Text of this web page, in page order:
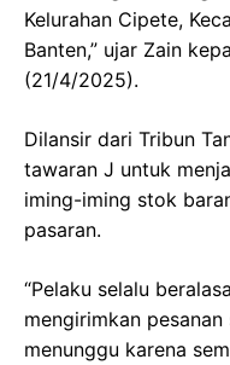
Kelurahan Cipete,
Banten,” ujar Zain
(21/4/2025).
Dilansir dari Tribun
tawaran J untuk
iming-iming stok
pasaran.
“Pelaku selalu
mengirimkan
menunggu karena